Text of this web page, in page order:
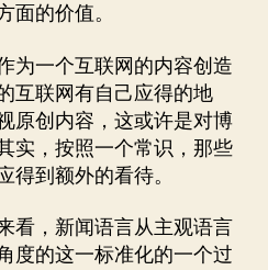
面的价值。
为一个互联网的内容创造
互联网有自己应得的地
原创内容，这或许是对博
实，按照一个常识，那些
得到额外的看待。
看，新闻语言从主观语言
度的这一标准化的一个过